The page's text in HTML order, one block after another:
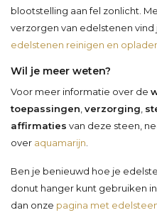
blootstelling aan fel zonlicht.
verzorgen van edelstenen
edelstenen reinigen en
Wil je meer weten?
Voor meer informatie over de
toepassingen verzorging
affirmaties van deze steen,
over aquamarijn
Ben je benieuwd hoe je
donut hanger kunt gebruiken
dan onze pagina met